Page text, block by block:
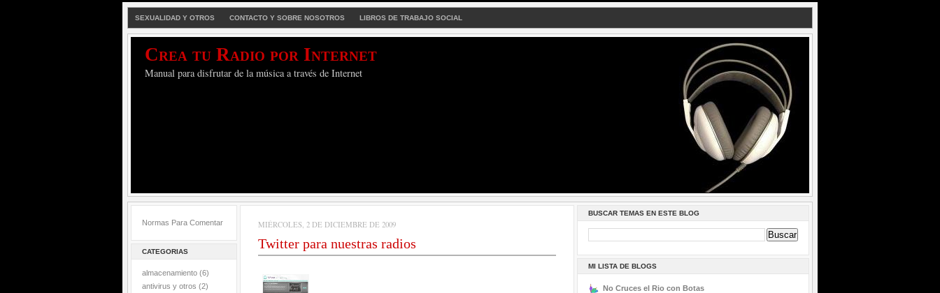
SEXUALIDAD Y OTROS CONTACTO Y SOBRE NOSOTROS LIBROS DE TRABAJO SOCIAL
Crea tu Radio por Internet
Manual para disfrutar de la música a través de Internet
Normas Para Comentar
CATEGORIAS
almacenamiento (6)
antivirus y otros (2)
MIÉRCOLES, 2 DE DICIEMBRE DE 2009
Twitter para nuestras radios
BUSCAR TEMAS EN ESTE BLOG
MI LISTA DE BLOGS
No Cruces el Rio con Botas